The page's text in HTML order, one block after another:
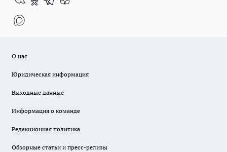
О нас
Юридическая информация
Выходные данные
Информация о команде
Редакционная политика
Обзорные статьи и пресс-релизы